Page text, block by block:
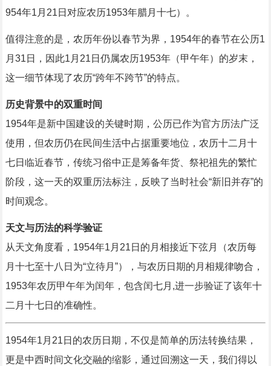
954年1月21日对应农历1953年腊月十七）。
值得注意的是，农历年份以春节为界，1954年的春节在公历1
月31日，因此1月21日仍属农历1953年（甲午年）的岁末，
这一细节体现了农历“跨年不跨节”的特点。
历史背景中的双重时间
1954年是新中国建设的关键时期，公历已作为官方历法广泛
使用，但农历仍在民间生活中占据重要地位，农历十二月十
七日临近春节，传统习俗中正是筹备年货、祭祀祖先的繁忙
阶段，这一天的双重历法标注，反映了当时社会“新旧并存”的
时间观念。
天文与历法的科学验证
从天文角度看，1954年1月21日的月相接近下弦月（农历每
月十七至十八日为“立待月”），与农历日期的月相规律吻合，
1953年农历甲午年为闰年，包含闰七月,进一步验证了该年十
二月十七日的准确性。
1954年1月21日的农历日期，不仅是简单的历法转换结果，
更是中西时间文化交融的缩影，通过回溯这一天，我们得以